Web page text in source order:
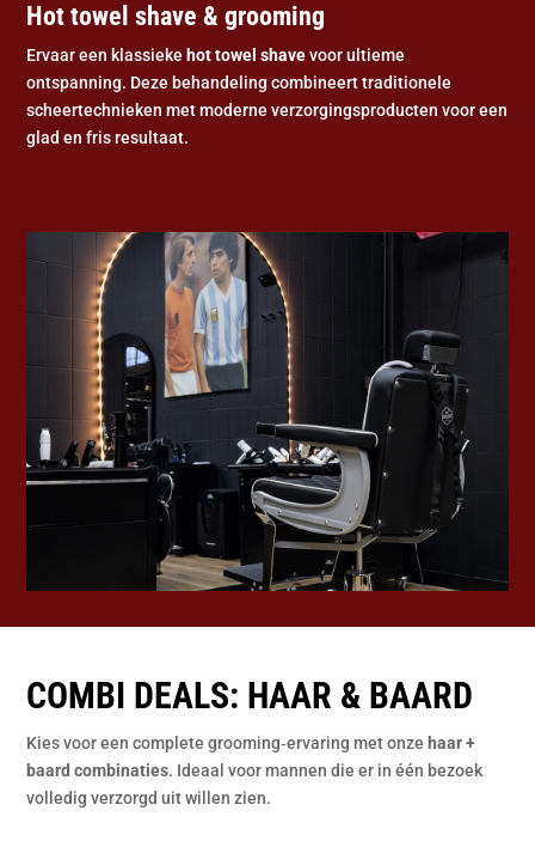
Hot towel shave & grooming
Ervaar een klassieke hot towel shavevoor ultieme
ontspanning. Deze behandeling combineert traditionele
scheertechnieken met moderne verzorgingsproducten voor een
glad en fris resultaat.
COMBI DEALS: HAAR & BAARD
Kies voor een complete grooming‑ervaring met onze haar +
baard combinaties. Ideaal voor mannen die er in één bezoek
volledig verzorgd uit willen zien.